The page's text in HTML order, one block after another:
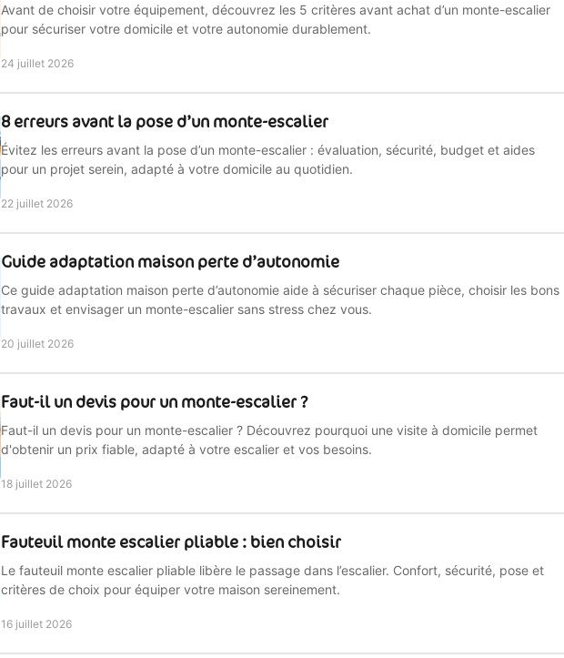
Avant de choisir votre équipement, découvrez les 5 critères avant achat d’un monte-escalier
pour sécuriser votre domicile et votre autonomie durablement.
24 juillet 2026
8 erreurs avant la pose d’un monte-escalier
Évitez les erreurs avant la pose d’un monte-escalier : évaluation, sécurité, budget et aides
pour un projet serein, adapté à votre domicile au quotidien.
22 juillet 2026
Guide adaptation maison perte d’autonomie
Ce guide adaptation maison perte d’autonomie aide à sécuriser chaque pièce, choisir les bons
travaux et envisager un monte-escalier sans stress chez vous.
20 juillet 2026
Faut-il un devis pour un monte-escalier ?
Faut-il un devis pour un monte-escalier ? Découvrez pourquoi une visite à domicile permet
d'obtenir un prix fiable, adapté à votre escalier et vos besoins.
18 juillet 2026
Fauteuil monte escalier pliable : bien choisir
Le fauteuil monte escalier pliable libère le passage dans l’escalier. Confort, sécurité, pose et
critères de choix pour équiper votre maison sereinement.
16 juillet 2026